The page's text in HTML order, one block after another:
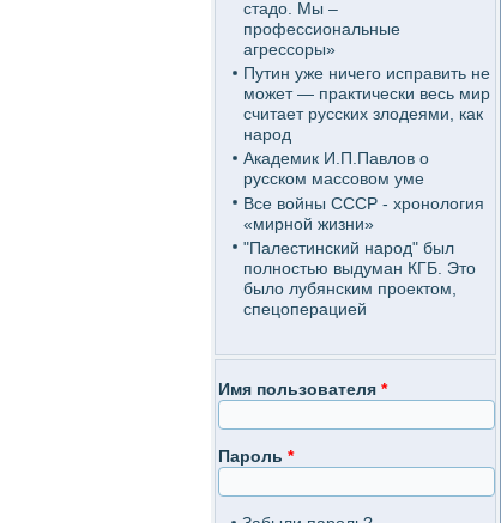
стадо. Мы –
профессиональные
агрессоры»
Путин уже ничего исправить не
может — практически весь мир
считает русских злодеями, как
народ
Академик И.П.Павлов о
русском массовом уме
Все войны СССР - хронология
«мирной жизни»
"Палестинский народ" был
полностью выдуман КГБ. Это
было лубянским проектом,
спецоперацией
Имя пользователя *
Пароль *